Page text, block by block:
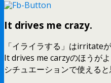
It drives me crazy.
「イライラする」はirritate
It drives me carzyのほうが
シチュエーションで使えると